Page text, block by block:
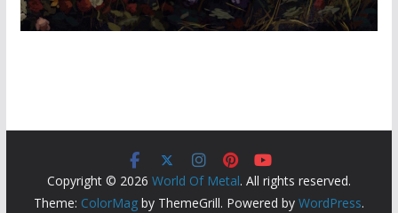
Copyright © 2026 World Of Metal. All rights reserved.
Theme: ColorMagby ThemeGrill. Powered by WordPress.